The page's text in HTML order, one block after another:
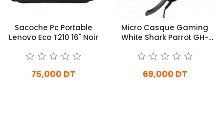
Sacoche Pc Portable
Lenovo Eco T210 16" Noir
75,000 DT
Micro Casque Gaming
White Shark Parrot GH-
69,000 DT